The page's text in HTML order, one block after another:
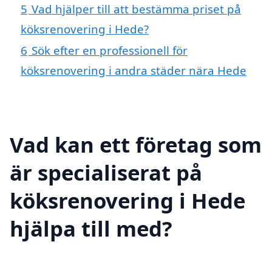
5 Vad hjälper till att bestämma priset på
köksrenovering i Hede?
6 Sök efter en professionell för
köksrenovering i andra städer nära Hede
Vad kan ett företag som
är specialiserat på
köksrenovering i Hede
hjälpa till med?